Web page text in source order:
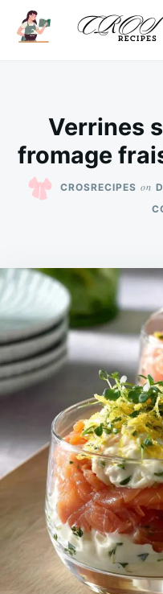
SkipSearch
for:
Verrines
fromage
CROSRECIPES on